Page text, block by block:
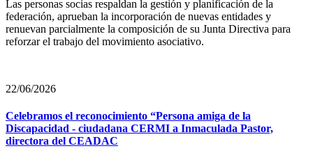
Las personas socias respaldan la gestión y planificación de la
federación, aprueban la incorporación de nuevas entidades y
renuevan parcialmente la composición de su Junta Directiva para
reforzar el trabajo del movimiento asociativo.
22/06/2026
Celebramos el reconocimiento “Persona amiga de la
Discapacidad - ciudadana CERMI a Inmaculada Pastor,
directora del CEADAC